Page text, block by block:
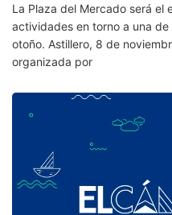
La Plaza del Mercado será el
actividades en torno a una
otoño. Astillero, 8 de
organizada por